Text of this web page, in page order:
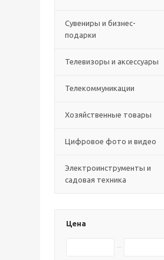
Сувениры и бизнес-
подарки
Телевизоры и аксессуары
Телекоммуникации
Хозяйственные товары
Цифровое фото и видео
Электроинструменты и
садовая техника
Цена